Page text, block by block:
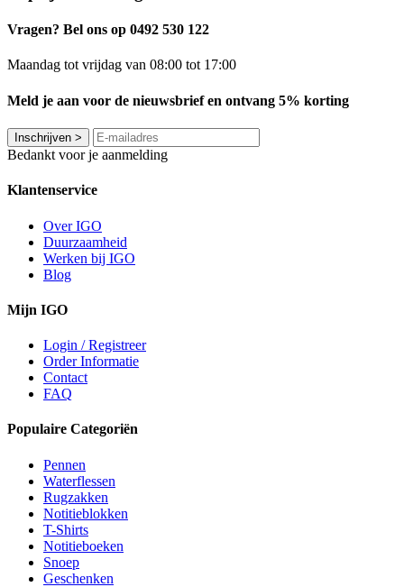
Vragen? Bel ons op 0492 530 122
Maandag tot vrijdag van 08:00 tot 17:00
Meld je aan voor de nieuwsbrief en ontvang 5% korting
Inschrijven >
Bedankt voor je aanmelding
Klantenservice
Over IGO
Duurzaamheid
Werken bij IGO
Blog
Mijn IGO
Login / Registreer
Order Informatie
Contact
FAQ
Populaire Categoriën
Pennen
Waterflessen
Rugzakken
Notitieblokken
T-Shirts
Notitieboeken
Snoep
Geschenken